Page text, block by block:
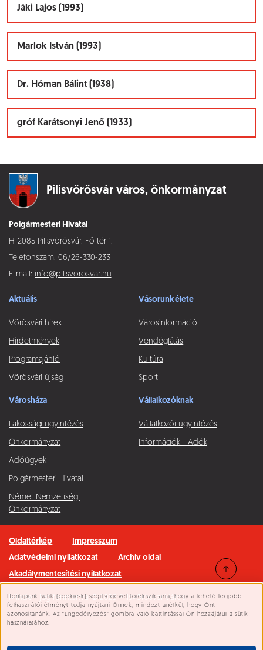
Süti beállítások
Honlapunk sütik (cookie-k) segítségével törekszik arra, hogy a lehető legjobb
felhasználói élményt tudja nyújtani Önnek, mindezt anélkül, hogy Önt
azonosítanánk. Az “Engedélyezés” gombra való kattintással Ön hozzájárul a sütik
használatához.
Jáki Lajos (1993)
Marlok István (1993)
Dr. Hóman Bálint (1938)
gróf Karátsonyi Jenő (1933)
Pilisvörösvár város, önkormányzat
Polgármesteri Hivatal
H-2085 Pilisvörösvár, Fő tér 1.
Telefonszám: 06/26-330-233
E-mail: info@pilisvorosvar.hu
Aktuális
Vörösvári hírek
Hírdetmények
Programajánló
Vörösvári újság
Vásorunk élete
Városinformáció
Vendéglátás
Kultúra
Sport
Városháza
Lakossági ügyintézés
Önkormányzat
Adóügyek
Polgármesteri Hivatal
Német Nemzetiségi
Önkormányzat
Vállalkozóknak
Vállalkozói ügyintézés
Információk - Adók
Oldaltérkép
Impresszum
Adatvédelmi nyilatkozat
Archív oldal
Akadálymentesítési nyilatkozat
Minden jog fenntartva © 2026 Pilisvörösvár Város